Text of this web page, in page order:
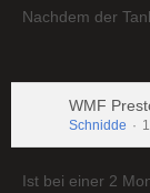
Nachdem der
WMF
Schnidde
Ist bei einer 2